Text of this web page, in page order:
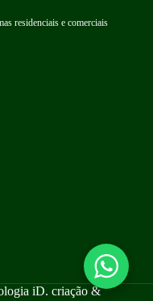
residenciais e comerciais
iD. criação &